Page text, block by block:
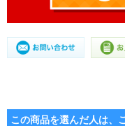
この商品を選んだ人は、